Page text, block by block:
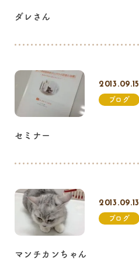
ダレさん
2013.09.15
ブログ
セミナー
2013.09.13
ブログ
マンチカンちゃん